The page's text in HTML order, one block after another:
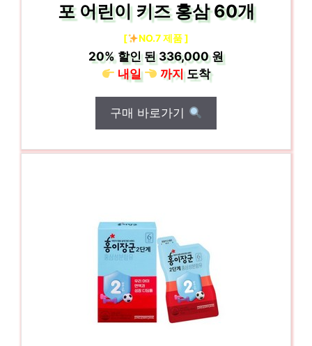
포 어린이 키즈 홍삼 60개
[ NO.7 제품 ]
20%할인 된336,000 원
내일
까지도착
구매 바로가기